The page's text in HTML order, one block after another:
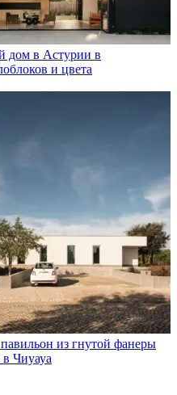
дом в Астурии в
и цвета
из гнутой фанеры
в Чиуауа